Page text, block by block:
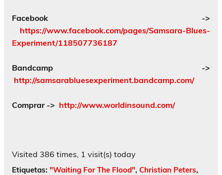
Facebook ->
https://www.facebook.com/pages/Samsara-Blues-
Experiment/118507736187
Bandcamp ->
http://samsarabluesexperiment.bandcamp.com/
Comprar-> http://www.worldinsound.com/
Visited 386 times, 1 visit(s) today
Etiquetas: "Waiting For The Flood", Christian Peters,